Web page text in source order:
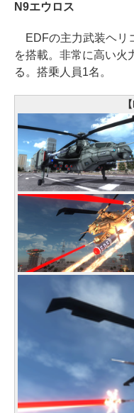
N9エウロス
EDFの主力武装ヘリ
を搭載。非常に高い火
る。搭乗人員1名。